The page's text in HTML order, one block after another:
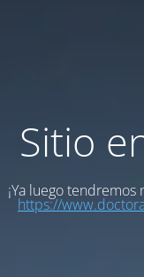
Sitio
¡Ya luego tendremos
https://